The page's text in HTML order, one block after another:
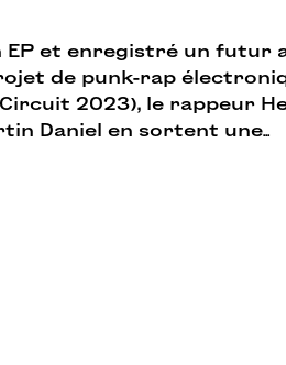
et enregistré un futur
de punk-rap
2023), le rappeur
Daniel en sortent une...